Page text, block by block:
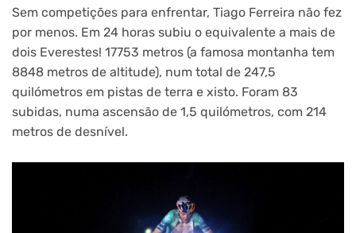
Sem competições para enfrentar, Tiago Ferreira não fez
por menos. Em 24 horas subiu o equivalente a mais de
dois Everestes! 17753 metros (a famosa montanha tem
8848 metros de altitude), num total de 247,5
quilómetros em pistas de terra e xisto. Foram 83
subidas, numa ascensão de 1,5 quilómetros, com 214
metros de desnível.